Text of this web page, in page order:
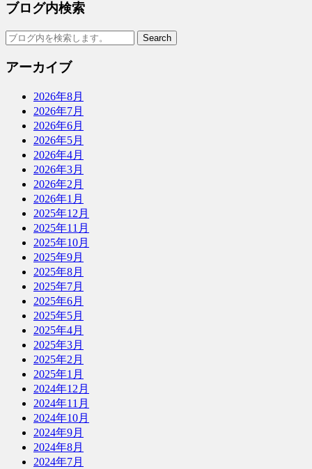
ブログ内検索
アーカイブ
2026年8月
2026年7月
2026年6月
2026年5月
2026年4月
2026年3月
2026年2月
2026年1月
2025年12月
2025年11月
2025年10月
2025年9月
2025年8月
2025年7月
2025年6月
2025年5月
2025年4月
2025年3月
2025年2月
2025年1月
2024年12月
2024年11月
2024年10月
2024年9月
2024年8月
2024年7月